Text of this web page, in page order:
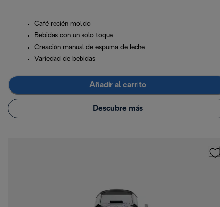
Café recién molido
Bebidas con un solo toque
Creación manual de espuma de leche
Variedad de bebidas
Añadir al carrito
Descubre más